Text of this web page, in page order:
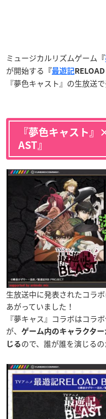
ミュージカルリズムゲーム 『
が開始する
『最遊記RELOAD
『夢色キャスト』の生放送
『夢色キャスト』
AST』
生放送中に発表されたコラ
あがっていました！
『夢キャス』コラボはコラ
が、
ゲーム内のキャラクタ
じる ので、誰が誰を演じる